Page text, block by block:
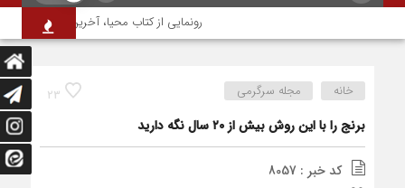
رونمایی از کتاب محیا، آخرین اثر نویسنده
23 خانه مجله سرگرمی
برنج را با این روش بیش از ۲۰ سال نگه دارید
کد خبر : 8057